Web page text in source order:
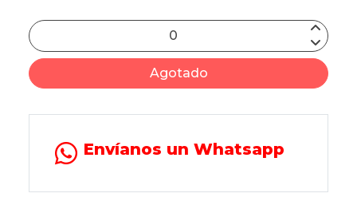
Agotado
Envíanos un Whatsapp